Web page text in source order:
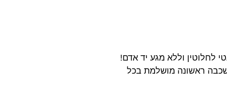
לחלוטין וללא מגע יד אדם!
ראשונה מושלמת בכל